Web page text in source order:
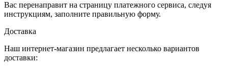
Вас перенаправит на страницу платежного сервиса, следуя
инструкциям, заполните правильную форму.
Доставка
Наш интернет-магазин предлагает несколько вариантов
доставки: